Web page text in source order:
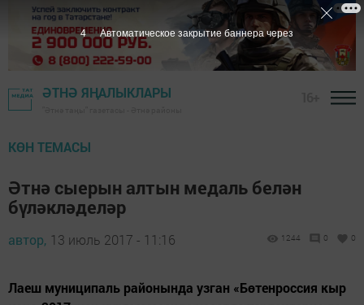
ӘТНӘ ЯҢАЛЫКЛАРЫ
КӨН ТЕМАСЫ
Әтнә сыерын алтын медаль белән
бүләкләделәр
автор, 13 июль 2017 - 11:16 1244 0 0
Лаеш муниципаль районында узган «Бөтенроссия кыр
3 Автоматическое закрытие баннера через